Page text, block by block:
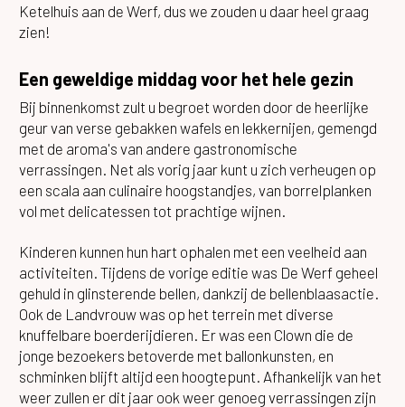
Ketelhuis aan de Werf, dus we zouden u daar heel graag
zien!
Een geweldige middag voor het hele gezin
Bij binnenkomst zult u begroet worden door de heerlijke
geur van verse gebakken wafels en lekkernijen, gemengd
met de aroma's van andere gastronomische
verrassingen. Net als vorig jaar kunt u zich verheugen op
een scala aan culinaire hoogstandjes, van borrelplanken
vol met delicatessen tot prachtige wijnen.
Kinderen kunnen hun hart ophalen met een veelheid aan
activiteiten. Tijdens de vorige editie was De Werf geheel
gehuld in glinsterende bellen, dankzij de bellenblaasactie.
Ook de Landvrouw was op het terrein met diverse
knuffelbare boerderijdieren. Er was een Clown die de
jonge bezoekers betoverde met ballonkunsten, en
schminken blijft altijd een hoogtepunt. Afhankelijk van het
weer zullen er dit jaar ook weer genoeg verrassingen zijn